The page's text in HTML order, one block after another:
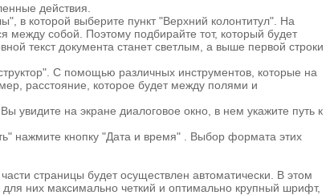
действия.
в которой выберите пункт "Верхний колонтитул". На
между собой. Поэтому подбирайте тот, который будет
текст документа станет светлым, а выше первой строки
С помощью различных инструментов, которые на
расстояние, которое будет между полями и
увидите на экране диалоговое окно, в нем укажите путь к
нажмите кнопку "Дата и время" . Выбор формата этих
страницы будет осуществлен автоматически. В этом
них максимально четкий и оптимально крупный шрифт,